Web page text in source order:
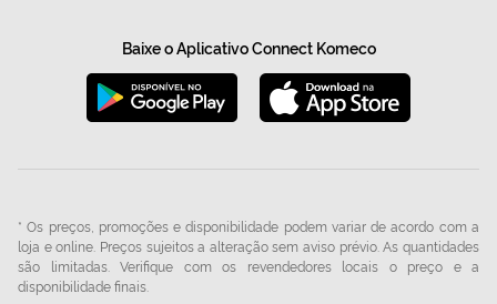
Baixe o Aplicativo Connect Komeco
* Os preços, promoções e disponibilidade podem variar de acordo com a
loja e online. Preços sujeitos a alteração sem aviso prévio. As quantidades
são limitadas. Verifique com os revendedores locais o preço e a
disponibilidade finais.